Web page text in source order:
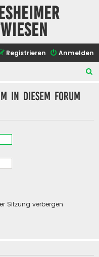
Anmelden
Registrieren
in diesem Forum
Sitzung verbergen